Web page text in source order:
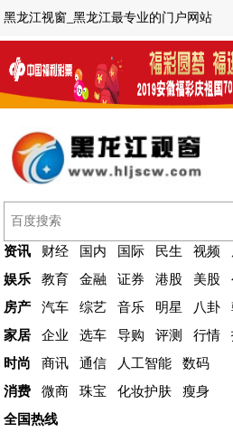
黑龙江视窗_黑龙江最专业的门户网站
资讯 财经 国内 国际 民生 视频
娱乐
教育 金融 证券 港股 美股
房产
汽车 综艺 音乐 明星 八卦
家居
企业 选车 导购 评测 行情
时尚
商讯 通信 人工智能
数码
消费
微商 珠宝 化妆护肤
瘦身
全国热线